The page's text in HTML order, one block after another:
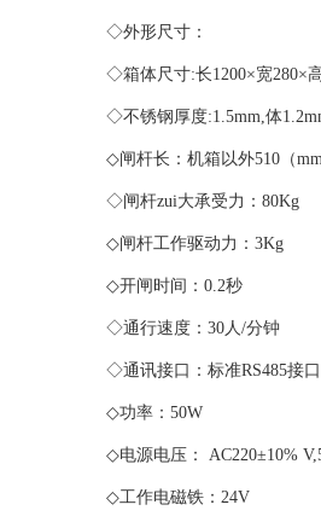
◇外形尺寸：
◇箱体尺寸:长1200×宽280×高
◇不锈钢厚度:1.5mm,体
◇闸杆长：机箱以外510（mm
◇闸杆zui大承受力：80Kg
◇闸杆工作驱动力：3Kg
◇开闸时间：0.2秒
◇通行速度：30人/分钟
◇通讯接口：标准RS485接口
◇功率：50W
◇电源电压： AC220±10%
◇工作电磁铁：24V